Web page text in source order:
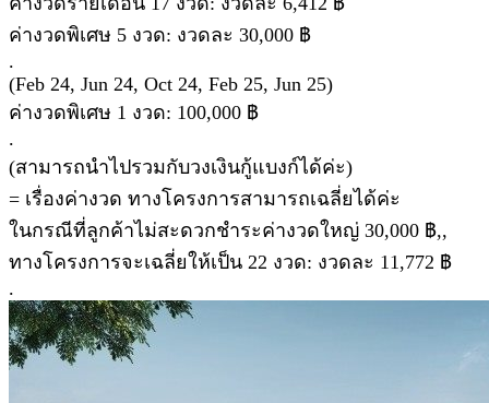
ค่างวดพิเศษ 5 งวด: งวดละ 30,000 ฿
.
(Feb 24, Jun 24, Oct 24, Feb 25, Jun 25)
ค่างวดพิเศษ 1 งวด: 100,000 ฿
.
(สามารถนำไปรวมกับวงเงินกู้แบงก์ได้ค่ะ)
= เรื่องค่างวด ทางโครงการสามารถเฉลี่ยได้ค่ะ
ในกรณีที่ลูกค้าไม่สะดวกชำระค่างวดใหญ่ 30,000 ฿,,
ทางโครงการจะเฉลี่ยให้เป็น 22 งวด: งวดละ 11,772 ฿
.